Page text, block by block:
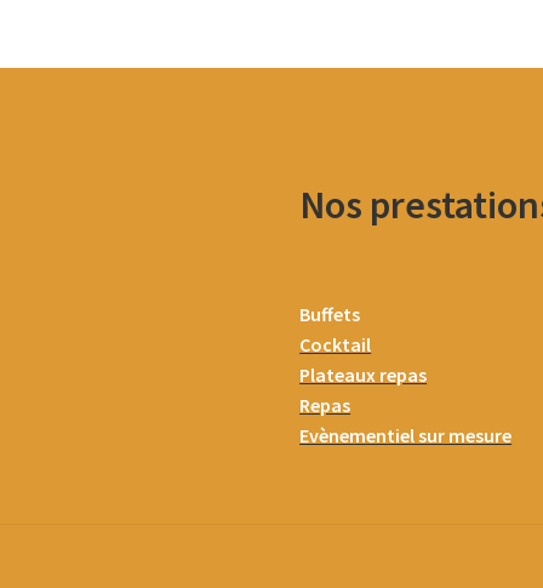
Nos
Buffets
Cocktail
Plateaux repas
Repas
Evènementiel sur mesure